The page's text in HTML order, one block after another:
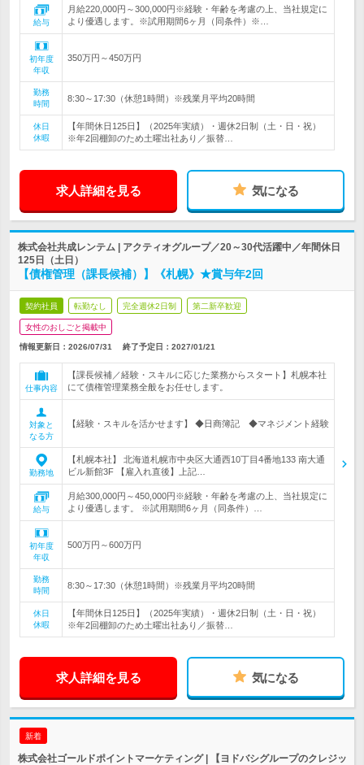
給与
月給220,000円～300,000円※経験・年齢を考慮の上、当社規定に
より優遇します。※試用期間6ヶ月（同条件）※…
初年度
年収
350万円～450万円
勤務
時間
8:30～17:30（休憩1時間）※残業月平均20時間
休日
休暇
【年間休日125日】（2025年実績）・週休2日制（土・日・祝）
※年2回棚卸のため土曜出社あり／振替…
求人詳細を見る 気になる
株式会社共成レンテム | アクティオグループ／20～30代活躍中／年間休日
125日（土日）
【債権管理（課長候補）】《札幌》★賞与年2回
契約社員 転勤なし 完全週休2日制 第二新卒歓迎
女性のおしごと掲載中
情報更新日：2026/07/31 終了予定日： 2027/01/21
仕事内容
【課長候補／経験・スキルに応じた業務からスタート】札幌本社
にて債権管理業務全般をお任せします。
対象と
なる方
【経験・スキルを活かせます】 ◆日商簿記 ◆マネジメント経験
勤務地
【札幌本社】 北海道札幌市中央区大通西10丁目4番地133 南大通
ビル新館3F 【雇入れ直後】上記…
給与
月給300,000円～450,000円※経験・年齢を考慮の上、当社規定に
より優遇します。 ※試用期間6ヶ月（同条件）…
初年度
年収
500万円～600万円
勤務
時間
8:30～17:30（休憩1時間）※残業月平均20時間
休日
休暇
【年間休日125日】（2025年実績）・週休2日制（土・日・祝）
※年2回棚卸のため土曜出社あり／振替…
求人詳細を見る 気になる
新着
株式会社ゴールドポイントマーケティング | 【ヨドバシグループのクレジッ